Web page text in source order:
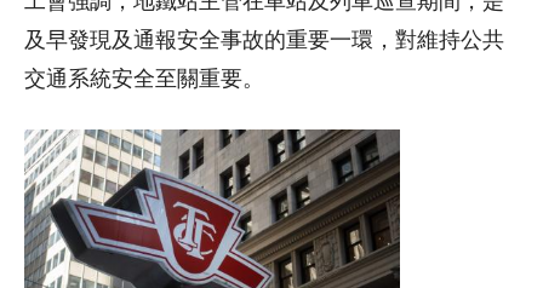
及早發現及通報安全事故的重要一環，對維持公共
交通系統安全至關重要。